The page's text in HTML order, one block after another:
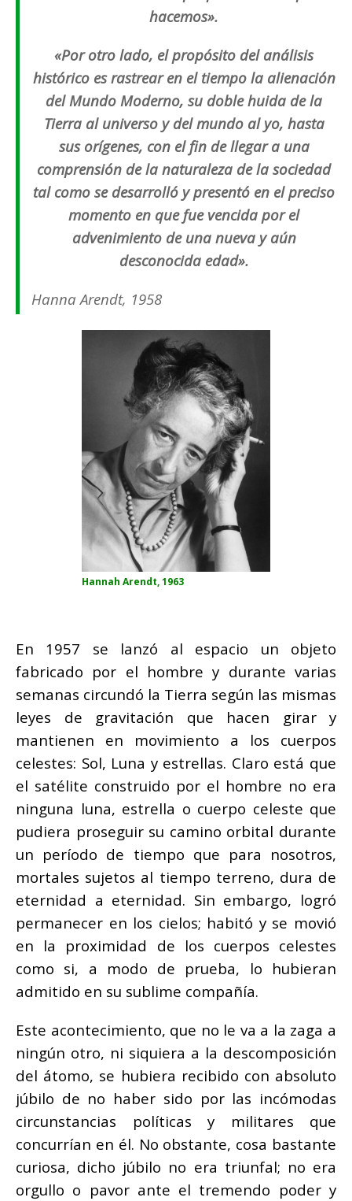
hacemos».
«Por otro lado, el propósito del análisis
histórico es rastrear en el tiempo la alienación
del Mundo Moderno, su doble huida de la
Tierra al universo y del mundo al yo, hasta
sus orígenes, con el fin de llegar a una
comprensión de la naturaleza de la sociedad
tal como se desarrolló y presentó en el preciso
momento en que fue vencida por el
advenimiento de una nueva y aún
desconocida edad».
Hanna Arendt, 1958
Hannah Arendt, 1963
En 1957 se lanzó al espacio un objeto
fabricado por el hombre y durante varias
semanas circundó la Tierra según las mismas
leyes de gravitación que hacen girar y
mantienen en movimiento a los cuerpos
celestes: Sol, Luna y estrellas. Claro está que
el satélite construido por el hombre no era
ninguna luna, estrella o cuerpo celeste que
pudiera proseguir su camino orbital durante
un período de tiempo que para nosotros,
mortales sujetos al tiempo terreno, dura de
eternidad a eternidad. Sin embargo, logró
permanecer en los cielos; habitó y se movió
en la proximidad de los cuerpos celestes
como si, a modo de prueba, lo hubieran
admitido en su sublime compañía.
Este acontecimiento, que no le va a la zaga a
ningún otro, ni siquiera a la descomposición
del átomo, se hubiera recibido con absoluto
júbilo de no haber sido por las incómodas
circunstancias políticas y militares que
concurrían en él. No obstante, cosa bastante
curiosa, dicho júbilo no era triunfal; no era
orgullo o pavor ante el tremendo poder y